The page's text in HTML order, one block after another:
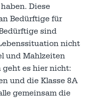
Diese
Bedürftige für
sind
nicht
und Mahlzeiten
geht es hier nicht:
und die Klasse 8A
gemeinsam die